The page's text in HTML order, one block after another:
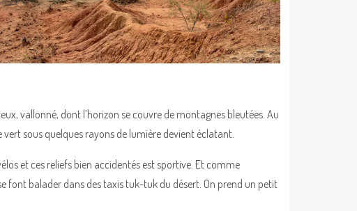
vallonné, dont l’horizon se couvre de montagnes bleutées. Au
sous quelques rayons de lumière devient éclatant.
et ces reliefs bien accidentés est sportive. Et comme
font balader dans des taxis tuk-tuk du désert. On prend un petit